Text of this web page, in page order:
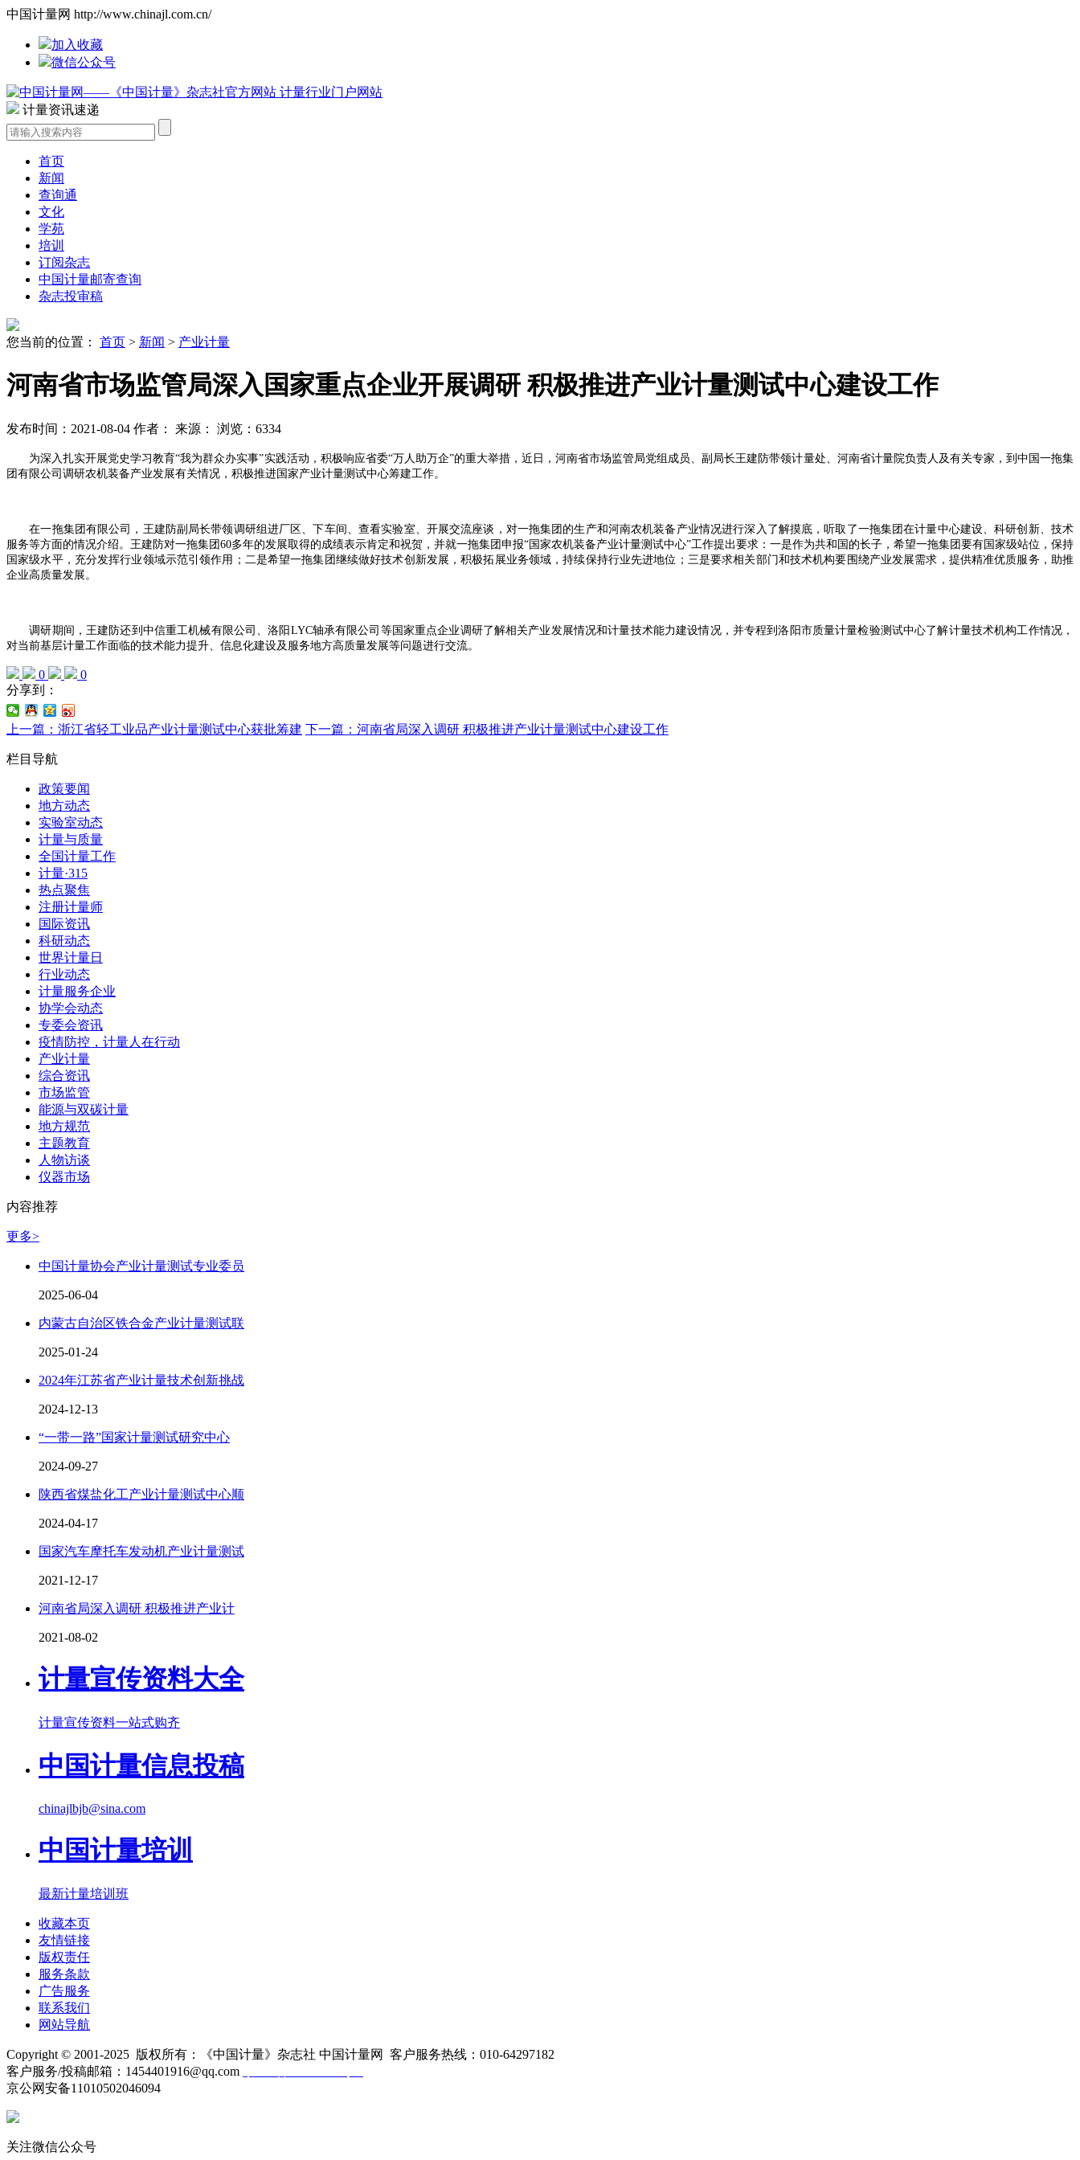
中国计量网 http://www.chinajl.com.cn/
加入收藏
微信公众号
计量资讯速递
首页
新闻
查询通
文化
学苑
培训
订阅杂志
中国计量邮寄查询
杂志投审稿
您当前的位置： 首页 > 新闻 > 产业计量
河南省市场监管局深入国家重点企业开展调研 积极推进产业计量测试中心建设工作
发布时间：2021-08-04 作者： 来源： 浏览：6334
为深入扎实开展党史学习教育“我为群众办实事”实践活动，积极响应省委“万人助万企”的重大举措，近日，河南省市场监管局党组成员、副局长王建防带领计量处、河南省计量院负责人及有关专家，到中国一拖集
团有限公司调研农机装备产业发展有关情况，积极推进国家产业计量测试中心筹建工作。
在一拖集团有限公司，王建防副局长带领调研组进厂区、下车间、查看实验室、开展交流座谈，对一拖集团的生产和河南农机装备产业情况进行深入了解摸底，听取了一拖集团在计量中心建设、科研创新、技术
服务等方面的情况介绍。王建防对一拖集团60多年的发展取得的成绩表示肯定和祝贺，并就一拖集团申报“国家农机装备产业计量测试中心”工作提出要求：一是作为共和国的长子，希望一拖集团要有国家级站位，保持
国家级水平，充分发挥行业领域示范引领作用；二是希望一拖集团继续做好技术创新发展，积极拓展业务领域，持续保持行业先进地位；三是要求相关部门和技术机构要围绕产业发展需求，提供精准优质服务，助推
企业高质量发展。
调研期间，王建防还到中信重工机械有限公司、洛阳LYC轴承有限公司等国家重点企业调研了解相关产业发展情况和计量技术能力建设情况，并专程到洛阳市质量计量检验测试中心了解计量技术机构工作情况，
对当前基层计量工作面临的技术能力提升、信息化建设及服务地方高质量发展等问题进行交流。
0
0
分享到：
上一篇：浙江省轻工业品产业计量测试中心获批筹建 下一篇：河南省局深入调研 积极推进产业计量测试中心建设工作
栏目导航
政策要闻
地方动态
实验室动态
计量与质量
全国计量工作
计量·315
热点聚焦
注册计量师
国际资讯
科研动态
世界计量日
行业动态
计量服务企业
协学会动态
专委会资讯
疫情防控，计量人在行动
产业计量
综合资讯
市场监管
能源与双碳计量
地方规范
主题教育
人物访谈
仪器市场
内容推荐
更多>
中国计量协会产业计量测试专业委员
2025-06-04
内蒙古自治区铁合金产业计量测试联
2025-01-24
2024年江苏省产业计量技术创新挑战
2024-12-13
“一带一路”国家计量测试研究中心
2024-09-27
陕西省煤盐化工产业计量测试中心顺
2024-04-17
国家汽车摩托车发动机产业计量测试
2021-12-17
河南省局深入调研 积极推进产业计
2021-08-02
计量宣传资料大全
计量宣传资料一站式购齐
中国计量信息投稿
chinajlbjb@sina.com
中国计量培训
最新计量培训班
收藏本页
友情链接
版权责任
服务条款
广告服务
联系我们
网站导航
Copyright © 2001-2025 版权所有：《中国计量》杂志社 中国计量网 客户服务热线：010-64297182
客户服务/投稿邮箱：1454401916@qq.com
京公网安备11010502046094
关注微信公众号